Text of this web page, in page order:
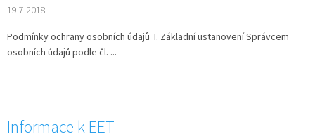
p
s
č
k
19.7.2018
Podmínky ochrany osobních údajů I. Základní ustanovení Správcem
osobních údajů podle čl. ...
Informace k EET